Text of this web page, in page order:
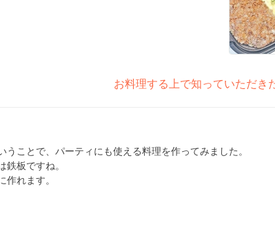
お料理する上で知っていただき
ことで、パーティにも使える料理を作ってみました。
鉄板ですね。
作れます。